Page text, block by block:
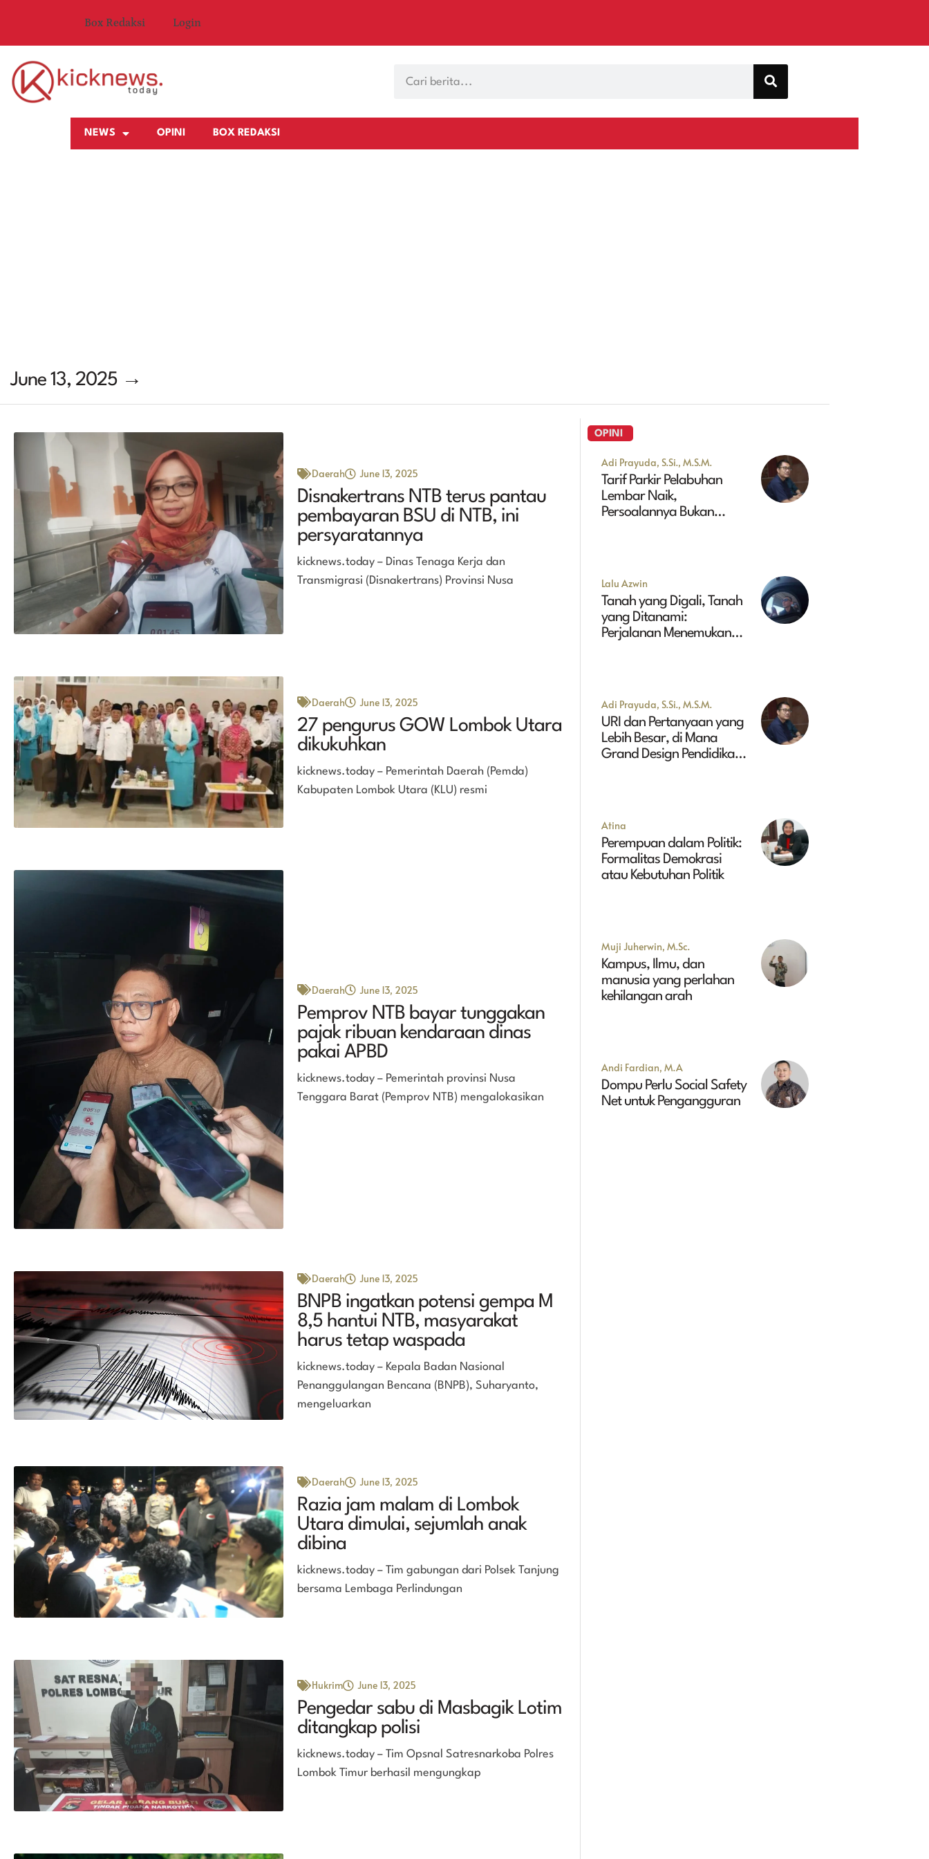
Box Redaksi Login
NEWS OPINI BOX REDAKSI
June 13, 2025 →
Daerah June 13, 2025
Disnakertrans NTB terus pantau
pembayaran BSU di NTB, ini
persyaratannya
kicknews.today – Dinas Tenaga Kerja dan
Transmigrasi (Disnakertrans) Provinsi Nusa
Daerah June 13, 2025
27 pengurus GOW Lombok Utara
dikukuhkan
kicknews.today – Pemerintah Daerah (Pemda)
Kabupaten Lombok Utara (KLU) resmi
Daerah June 13, 2025
Pemprov NTB bayar tunggakan
pajak ribuan kendaraan dinas
pakai APBD
kicknews.today – Pemerintah provinsi Nusa
Tenggara Barat (Pemprov NTB) mengalokasikan
Daerah June 13, 2025
BNPB ingatkan potensi gempa M
8,5 hantui NTB, masyarakat
harus tetap waspada
kicknews.today – Kepala Badan Nasional
Penanggulangan Bencana (BNPB), Suharyanto,
mengeluarkan
Daerah June 13, 2025
Razia jam malam di Lombok
Utara dimulai, sejumlah anak
dibina
kicknews.today – Tim gabungan dari Polsek Tanjung
bersama Lembaga Perlindungan
Hukrim June 13, 2025
Pengedar sabu di Masbagik Lotim
ditangkap polisi
kicknews.today – Tim Opsnal Satresnarkoba Polres
Lombok Timur berhasil mengungkap
OPINI
Adi Prayuda, S.Si., M.S.M.
Tarif Parkir Pelabuhan
Lembar Naik,
Persoalannya Bukan
Lalu Azwin
Tanah yang Digali, Tanah
yang Ditanami:
Perjalanan Menemukan
Adi Prayuda, S.Si., M.S.M.
URI dan Pertanyaan yang
Lebih Besar, di Mana
Grand Design Pendidikan
Atina
Perempuan dalam Politik:
Formalitas Demokrasi
atau Kebutuhan Politik
Muji Juherwin, M.Sc.
Kampus, Ilmu, dan
manusia yang perlahan
kehilangan arah
Andi Fardian, M.A
Dompu Perlu Social Safety
Net untuk Pengangguran